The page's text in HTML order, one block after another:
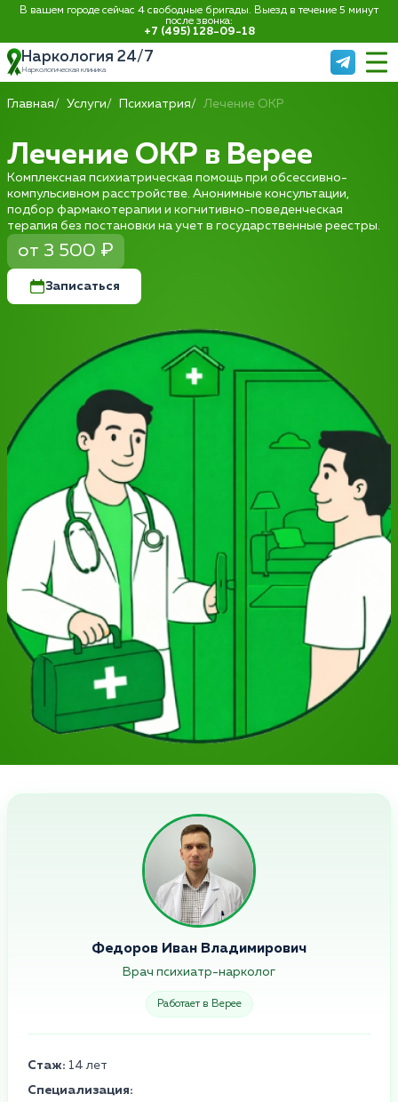
В вашем городе сейчас 4 свободные бригады. Выезд в течение 5 минут
после звонка:
+7 (495) 128-09-18
Наркология 24/7
Наркологическая клиника
Главная Услуги Психиатрия Лечение ОКР
Лечение ОКР в Верее
Комплексная психиатрическая помощь при обсессивно-
компульсивном расстройстве. Анонимные консультации,
подбор фармакотерапии и когнитивно-поведенческая
терапия без постановки на учет в государственные реестры.
от 3 500 ₽
Записаться
Федоров Иван Владимирович
Врач психиатр-нарколог
Работает в Верее
Стаж: 14 лет
Специализация: